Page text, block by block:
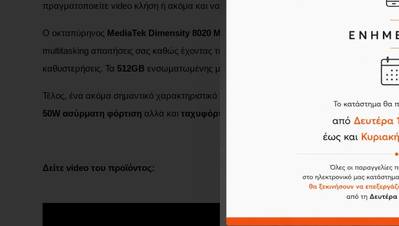
πραγματοποιείτε video κλήση ή ακόμα και να ξεκλειδώσετε την συσκεύη καθώς διαθέτει
Ο οκταπύρηνος MediaTek Dimensity 8020 ΜΤ6891 επεξεργαστής που είναι χρονισµένος
multitasking απαιτήσεις σας καθώς έχοντας την δυνατότητα να φτάσει μνήμη
VIRTUAL
καθυστερήσεις. Τα 512GB ενσωματωμένης μνήμης σας επιτρέπουν να αποθηκεύσετε όλα
Τέλος, ένα ακόμα σημαντικό χαρακτηριστικό του
50W ασύρματη φόρτιση αλλά και ταχυφόρτιση Super Fast 120W
Δείτε video του προϊόντος: